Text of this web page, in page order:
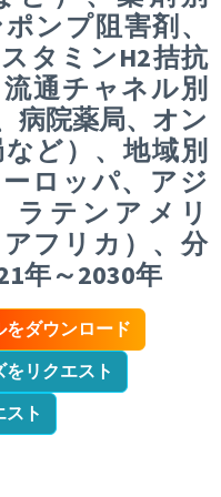
ンプ阻害剤、
タミンH2拮抗
通チャネル別
病院薬局、オン
ど）、地域別
ーロッパ、アジ
ラテンアメリ
フリカ）、分
年～2030年
ダウンロード
リクエスト
ト